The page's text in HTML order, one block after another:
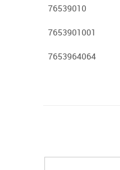
76539010
7653901001
7653964064